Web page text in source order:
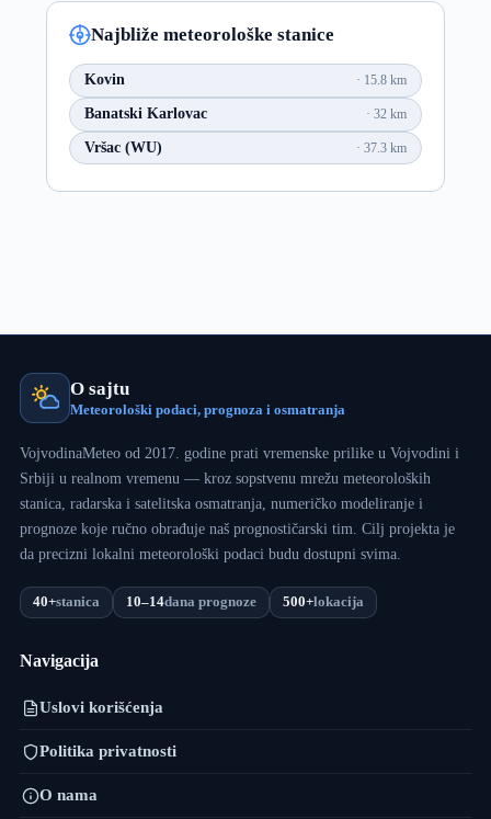
Najbliže meteorološke stanice
Kovin 15.8 km
Banatski Karlovac 32 km
Vršac (WU) 37.3 km
O sajtu
Meteorološki podaci, prognoza i osmatranja
VojvodinaMeteo od 2017. godine prati vremenske prilike u Vojvodini i
Srbiji u realnom vremenu — kroz sopstvenu mrežu meteoroloških
stanica, radarska i satelitska osmatranja, numeričko modeliranje i
prognoze koje ručno obrađuje naš prognostičarski tim. Cilj projekta je
da precizni lokalni meteorološki podaci budu dostupni svima.
40+stanica 10–14dana prognoze 500+lokacija
Navigacija
Uslovi korišćenja
Politika privatnosti
O nama